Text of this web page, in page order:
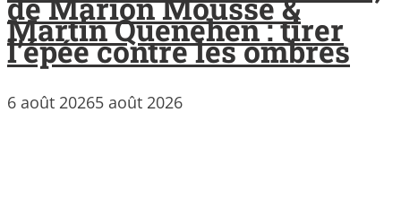
Martin Quenehen : tirer
l’épée contre les ombres
6 août 20265 août 2026